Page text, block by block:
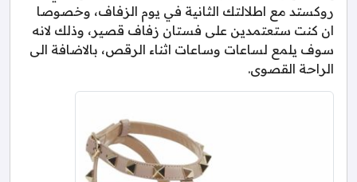
روكستد مع اطلالتك الثانية في يوم الزفاف، وخصوصا
ان كنت ستعتمدين على فستان زفاف قصير، وذلك لانه
سوف يلمع لساعات وساعات اثناء الرقص، بالاضافة الى
الراحة القصوى.